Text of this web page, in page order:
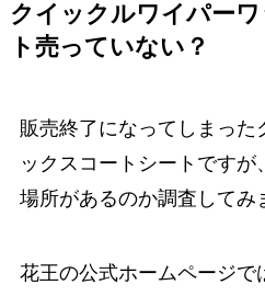
クイックルワイパー
ト売っていない？
販売終了になってしまった
ックスコートシートですが
場所があるのか調査してみ
花王の公式ホームページで